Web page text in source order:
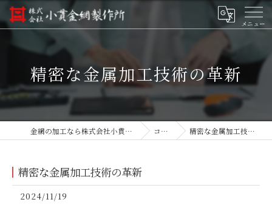
精密な金属加工技術の革新
金網の加工なら株式会社小貫金網製作所 コラム 精密な金属加工技術の革新
精密な金属加工技術の革新
2024/11/19